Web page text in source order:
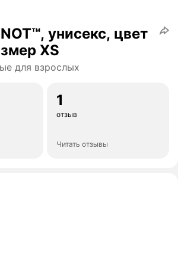
унисекс, цвет
XS
для взрослых
1
отзыв
Читать отзывы